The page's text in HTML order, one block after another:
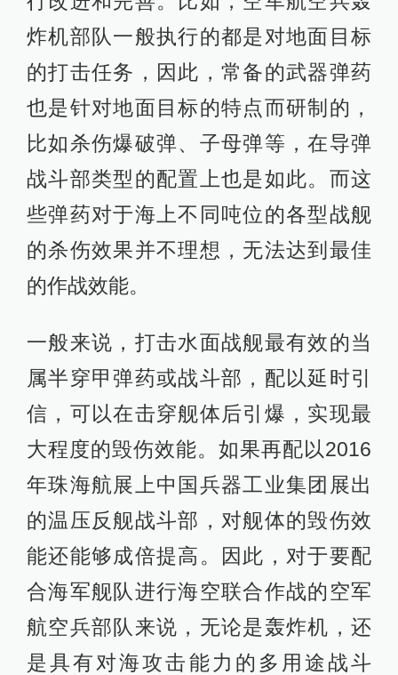
炸机部队一般执行的都是对地面目标
的打击任务，因此，常备的武器弹药
也是针对地面目标的特点而研制的，
比如杀伤爆破弹、子母弹等，在导弹
战斗部类型的配置上也是如此。而这
些弹药对于海上不同吨位的各型战舰
的杀伤效果并不理想，无法达到最佳
的作战效能。
一般来说，打击水面战舰最有效的当
属半穿甲弹药或战斗部，配以延时引
信，可以在击穿舰体后引爆，实现最
大程度的毁伤效能。如果再配以2016
年珠海航展上中国兵器工业集团展出
的温压反舰战斗部，对舰体的毁伤效
能还能够成倍提高。因此，对于要配
合海军舰队进行海空联合作战的空军
航空兵部队来说，无论是轰炸机，还
是具有对海攻击能力的多用途战斗